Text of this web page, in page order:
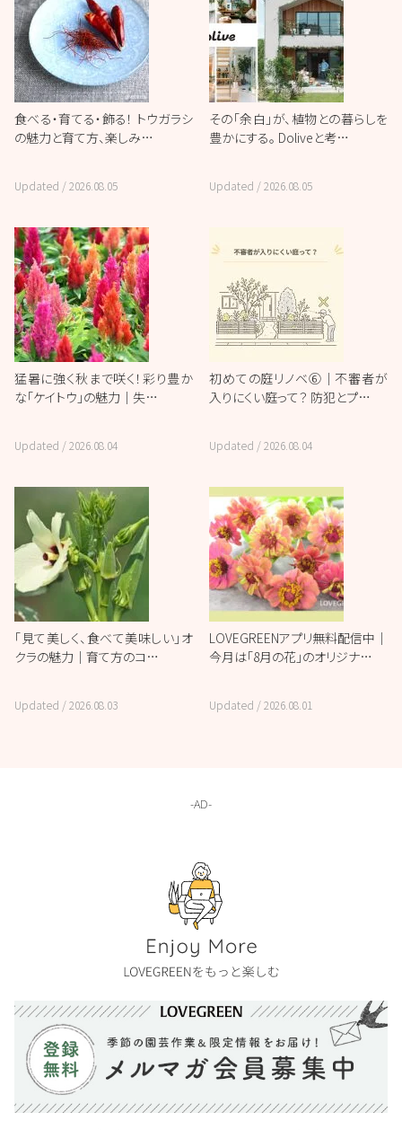
食べる・育てる・飾る！ トウガラシ
の魅力と育て方、楽しみ…
Updated /2026.08.05
その「余白」が、植物との暮らしを
豊かにする。 Doliveと考…
Updated /2026.08.05
猛暑に強く秋まで咲く！彩り豊か
な「ケイトウ」の魅力｜失…
Updated /2026.08.04
初めての庭リノベ⑥｜不審者が
入りにくい庭って？ 防犯とプ…
Updated /2026.08.04
「見て美しく、食べて美味しい」オ
クラの魅力｜育て方のコ…
Updated /2026.08.03
LOVEGREENアプリ無料配信中｜
今月は「8月の花」のオリジナ…
Updated /2026.08.01